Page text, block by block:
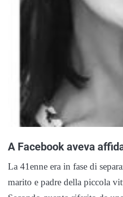
A Facebook aveva
La 41enne era in fase di
marito e padre della piccola